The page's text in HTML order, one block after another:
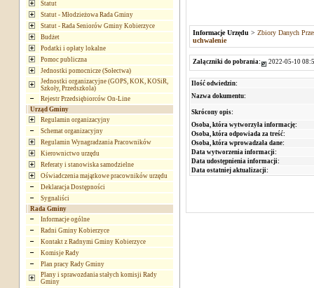
Statut
Statut - Młodzieżowa Rada Gminy
Statut - Rada Seniorów Gminy Kobierzyce
Budżet
Podatki i opłaty lokalne
Pomoc publiczna
Jednostki pomocnicze (Sołectwa)
Jednostki organizacyjne (GOPS, KOK, KOSiR,
Szkoły, Przedszkola)
Rejestr Przedsiębiorców On-Line
Urząd Gminy
Regulamin organizacyjny
Schemat organizacyjny
Regulamin Wynagradzania Pracowników
Kierownictwo urzędu
Referaty i stanowiska samodzielne
Oświadczenia majątkowe pracowników urzędu
Deklaracja Dostępności
Sygnaliści
Rada Gminy
Informacje ogólne
Radni Gminy Kobierzyce
Kontakt z Radnymi Gminy Kobierzyce
Komisje Rady
Plan pracy Rady Gminy
Plany i sprawozdania stałych komisji Rady
Gminy
Informacje Urzędu > Zbiory Danych
uchwalenie
Załączniki do pobrania: 2022-05-10
Ilość odwiedzin:
Nazwa dokumentu:
Skrócony opis:
Osoba, która wytworzyła informację:
Osoba, która odpowiada za treść:
Osoba, która wprowadzała dane:
Data wytworzenia informacji:
Data udostępnienia informacji:
Data ostatniej aktualizacji: